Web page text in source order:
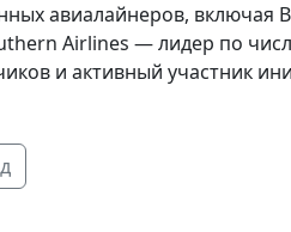
авиалайнеров, включая
Airlines — лидер по
и активный участник